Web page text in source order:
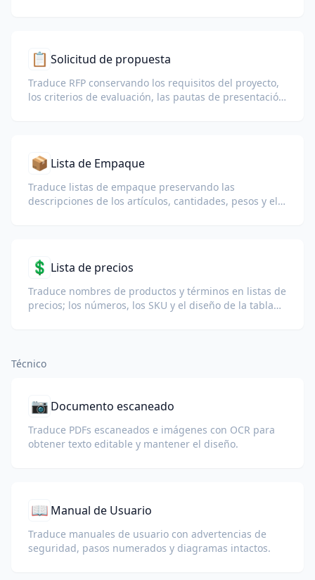
📋 Solicitud de propuesta
Traduce RFP conservando los requisitos del proyecto,
los criterios de evaluación, las pautas de presentación
📦 Lista de Empaque
Traduce listas de empaque preservando las
descripciones de los artículos, cantidades, pesos y el
💲 Lista de precios
Traduce nombres de productos y términos en listas de
precios; los números, los SKU y el diseño de la tabla
Técnico
📷 Documento escaneado
Traduce PDFs escaneados e imágenes con OCR para
obtener texto editable y mantener el diseño.
📖 Manual de Usuario
Traduce manuales de usuario con advertencias de
seguridad, pasos numerados y diagramas intactos.